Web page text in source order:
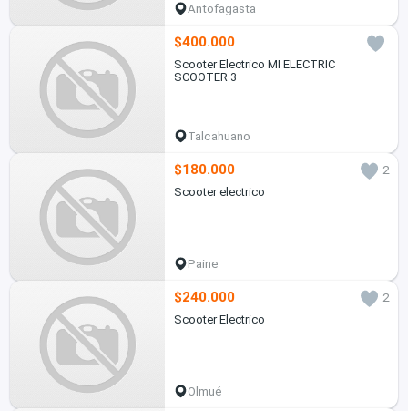
Antofagasta
$400.000
Scooter Electrico MI ELECTRIC
SCOOTER 3
Talcahuano
$180.000
2
Scooter electrico
Paine
$240.000
2
Scooter Electrico
Olmué